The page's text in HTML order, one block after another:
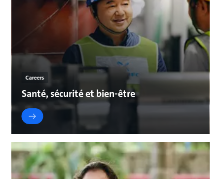
Careers
Santé, sécurité et bien-être